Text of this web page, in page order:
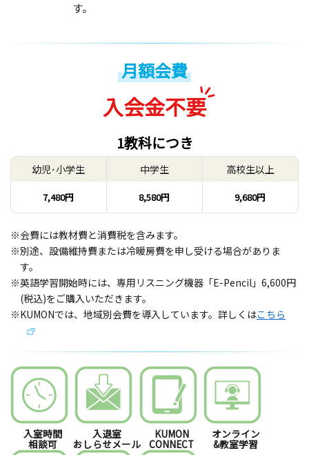
す。
月額会費
入会金不要
1教科につき
幼児･小学生
7,480円
中学生
8,580円
高校生以上
9,680円
※会費には教材費と消費税を含みます。
※別途、設備維持費または冷暖房費を申し受ける場合がありま
す。
※英語学習開始時には、専用リスニング機器「E-Pencil」6,600円
(税込)をご購入いただきます。
※KUMONでは、地域別会費を導入しています。詳しくはこちら
入室時間
相談可
入退室
おしらせメール
KUMON
CONNECT
オンライン
&教室学習